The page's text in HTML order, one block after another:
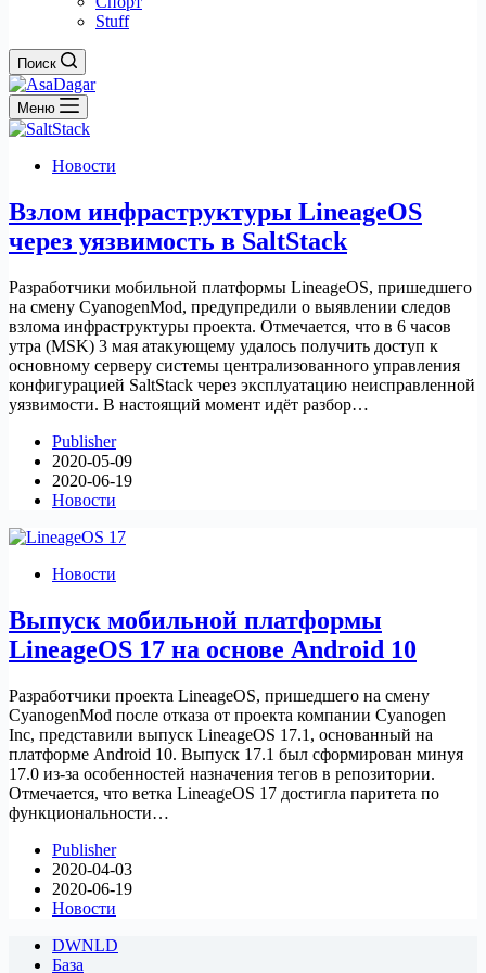
Stuff
Поиск
Меню
Новости
Взлом инфраструктуры LineageOS
через уязвимость в SaltStack
Разработчики мобильной платформы LineageOS, пришедшего
на смену CyanogenMod, предупредили о выявлении следов
взлома инфраструктуры проекта. Отмечается, что в 6 часов
утра (MSK) 3 мая атакующему удалось получить доступ к
основному серверу системы централизованного управления
конфигурацией SaltStack через эксплуатацию неисправленной
уязвимости. В настоящий момент идёт разбор…
Publisher
2020-05-09
2020-06-19
Новости
Новости
Выпуск мобильной платформы
LineageOS 17 на основе Android 10
Разработчики проекта LineageOS, пришедшего на смену
CyanogenMod после отказа от проекта компании Cyanogen
Inc, представили выпуск LineageOS 17.1, основанный на
платформе Android 10. Выпуск 17.1 был сформирован минуя
17.0 из-за особенностей назначения тегов в репозитории.
Отмечается, что ветка LineageOS 17 достигла паритета по
функциональности…
Publisher
2020-04-03
2020-06-19
Новости
DWNLD
База